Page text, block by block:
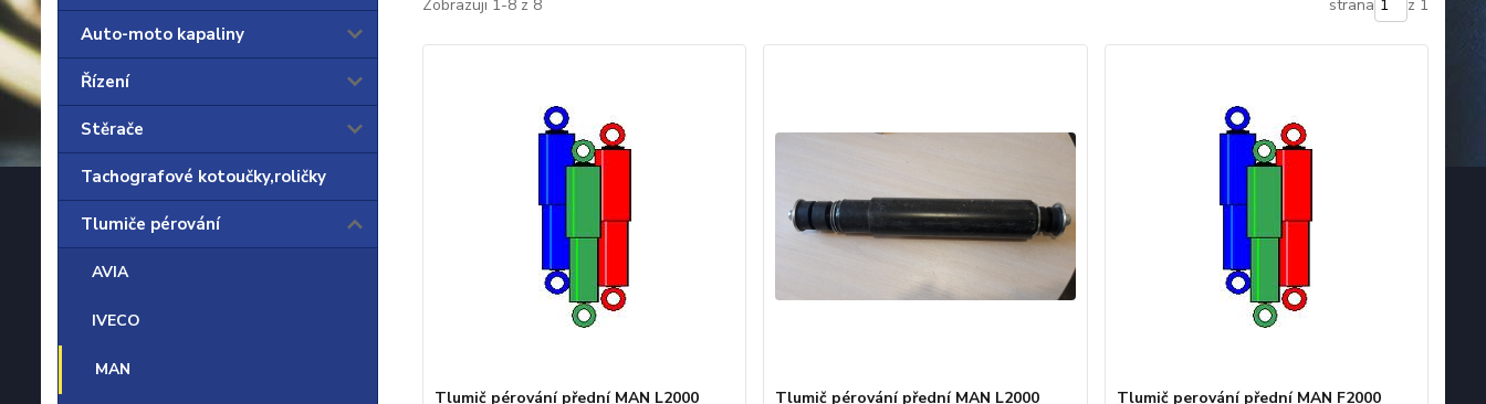
Auto-moto kapaliny
Řízení
Stěrače
Tachografové kotoučky,roličky
Tlumiče pérování
AVIA
IVECO
MAN
Zobrazuji 1-8 z 8 strana z 1
Tlumič pérování přední MAN L2000
Tlumič pérování přední MAN L2000
Tlumič perování přední MAN F2000